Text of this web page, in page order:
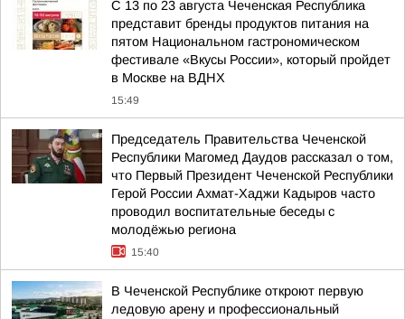
С 13 по 23 августа Чеченская Республика
представит бренды продуктов питания на
пятом Национальном гастрономическом
фестивале «Вкусы России», который пройдет
в Москве на ВДНХ
15:49
Председатель Правительства Чеченской
Республики Магомед Даудов рассказал о том,
что Первый Президент Чеченской Республики
Герой России Ахмат-Хаджи Кадыров часто
проводил воспитательные беседы с
молодёжью региона
15:40
В Чеченской Республике откроют первую
ледовую арену и профессиональный